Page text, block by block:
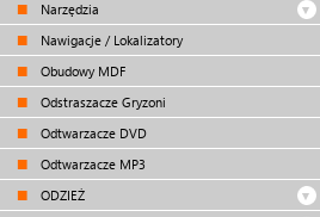
Narzędzia
Nawigacje / Lokalizatory
Obudowy MDF
Odstraszacze Gryzoni
Odtwarzacze DVD
Odtwarzacze MP3
ODZIEŻ